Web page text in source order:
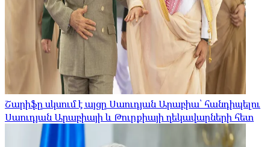
Շարիֆը սկսում է այցը Սաուդյան Արաբիա՝ հանդիպելու
Սաուդյան Արաբիայի և Թուրքիայի ղեկավարների հետ